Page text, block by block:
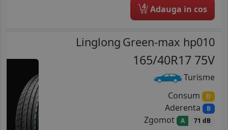
4 Adauga in cos
Linglong Green-max hp010
165/40R17 75V
Turisme
Consum D
Aderenta B
Zgomot A 71 dB